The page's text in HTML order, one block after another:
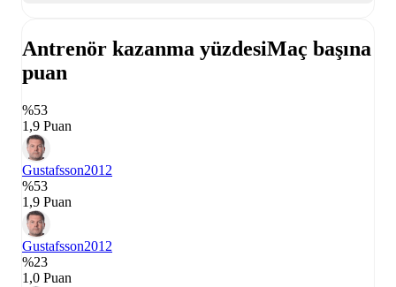
Antrenör kazanma yüzdesiMaç başına
puan
%53
1,9 Puan
Gustafsson2012
%53
1,9 Puan
Gustafsson2012
%23
1,0 Puan